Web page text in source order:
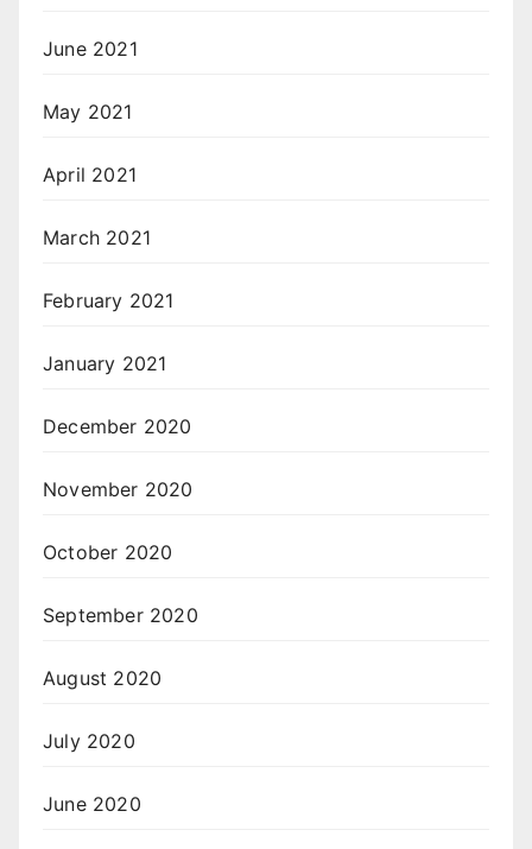
June 2021
May 2021
April 2021
March 2021
February 2021
January 2021
December 2020
November 2020
October 2020
September 2020
August 2020
July 2020
June 2020